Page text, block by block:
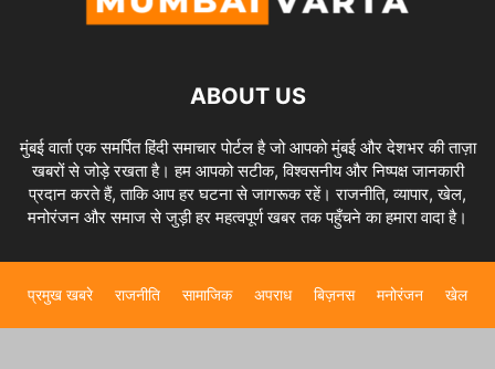
ABOUT US
मुंबई वार्ता एक समर्पित हिंदी समाचार पोर्टल है जो आपको मुंबई और देशभर की ताज़ा
खबरों से जोड़े रखता है। हम आपको सटीक, विश्वसनीय और निष्पक्ष जानकारी
प्रदान करते हैं, ताकि आप हर घटना से जागरूक रहें। राजनीति, व्यापार, खेल,
मनोरंजन और समाज से जुड़ी हर महत्वपूर्ण खबर तक पहुँचने का हमारा वादा है।
प्रमुख खबरे राजनीति सामाजिक अपराध बिज़नस मनोरंजन खेल